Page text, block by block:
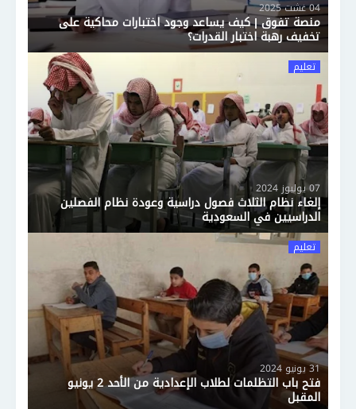
04 غشت 2025
منصة تفوق | كيف يساعد وجود اختبارات محاكية على
تخفيف رهبة اختبار القدرات؟
تعليم
07 يوليوز 2024
إلغاء نظام الثلاث فصول دراسية وعودة نظام الفصلين
الدراسيين في السعودية
تعليم
31 يونيو 2024
فتح باب التظلمات لطلاب الإعدادية من الأحد 2 يونيو
المقبل